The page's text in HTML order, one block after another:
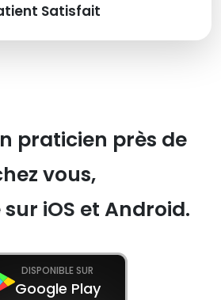
Satisfait
praticien près de
vous,
iOS et Android.
DISPONIBLE SUR
Google Play